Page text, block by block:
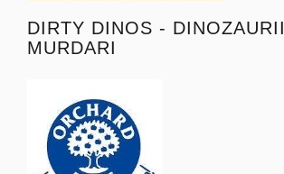
DIRTY DINOS - DINOZAURII
MURDARI